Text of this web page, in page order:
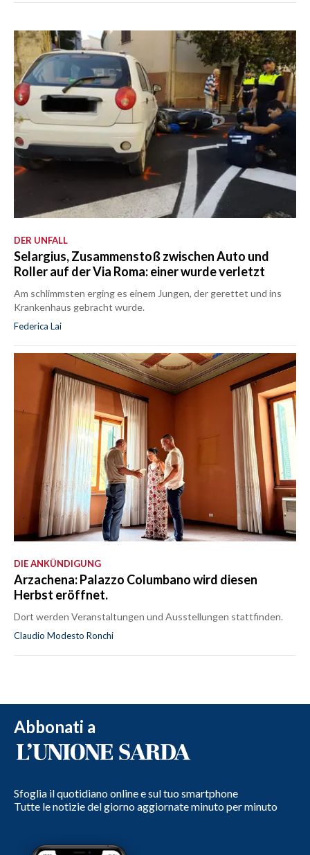
DER UNFALL
Selargius, Zusammenstoß zwischen Auto und
Roller auf der Via Roma: einer wurde verletzt
Am schlimmsten erging es einem Jungen, der gerettet und ins
Krankenhaus gebracht wurde.
Federica Lai
DIE ANKÜNDIGUNG
Arzachena: Palazzo Columbano wird diesen
Herbst eröffnet.
Dort werden Veranstaltungen und Ausstellungen stattfinden.
Claudio Modesto Ronchi
Abbonati a
Sfoglia il quotidiano online e sul tuo smartphone
Tutte le notizie del giorno aggiornate minuto per minuto